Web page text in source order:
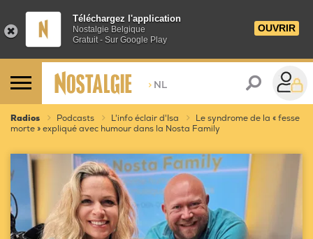
Téléchargez l'application
Nostalgie Belgique
Gratuit - Sur Google Play
OUVRIR
> NL
Radios Podcasts L'info éclair d'Isa
Le syndrome de la « fesse
morte » expliqué avec humour dans la Nosta Family